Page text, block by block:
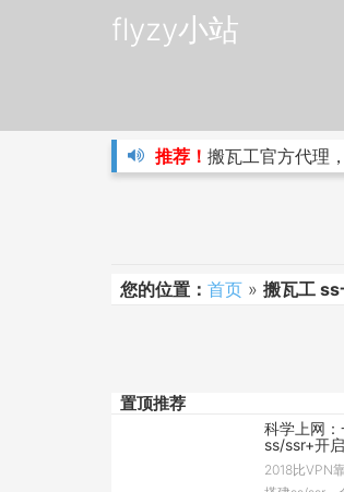
flyzy小站
推荐！ 搬瓦工官方代理，
您的位置： 首页 » 搬瓦工 ss
置顶推荐
科学上网
ss/ssr+开
2018比VPN